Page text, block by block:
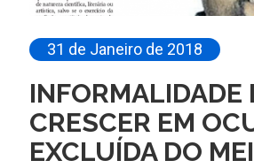
31 de Janeiro de 2018
INFORMALIDADE
CRESCER EM
EXCLUÍDA DO MEI